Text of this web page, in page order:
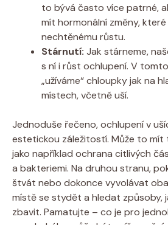
to bývá často více patrné,
mít hormonální změny,
nechtěnému růstu.
Stárnutí: Jak stárneme,
s ní i růst ochlupení. V
„užíváme“ chloupky jak na
místech, včetně uší.
Jednoduše řečeno, ochlupení v
estetickou záležitostí. Může to mít
jako například ochrana citlivých
a bakteriemi. Na druhou stranu,
štvát nebo dokonce vyvolávat
místě se stydět a hledat způsoby,
zbavit. Pamatujte – co je pro